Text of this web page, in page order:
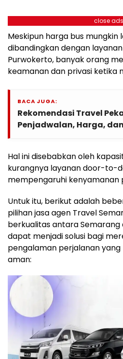
close ads
Meskipun harga bus mungkin
dibandingkan dengan
Purwokerto, banyak orang
keamanan dan privasi ketika
BACA JUGA:
Rekomendasi Travel
Penjadwalan, Harga,
Hal ini disebabkan oleh
kurangnya layanan door-to-
mempengaruhi kenyamanan
Untuk itu, berikut adalah
pilihan jasa agen Travel
berkualitas antara Semarang
dapat menjadi solusi bagi
pengalaman perjalanan
aman: